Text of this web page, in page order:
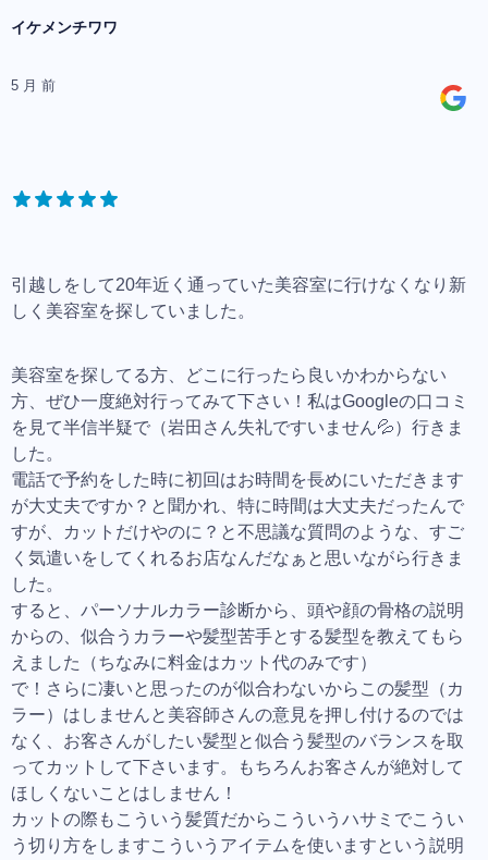
イケメンチワワ
5 月 前
引越しをして20年近く通っていた美容室に行けなくなり新
しく美容室を探していました。
美容室を探してる方、どこに行ったら良いかわからない
方、ぜひ一度絶対行ってみて下さい！私はGoogleの口コミ
を見て半信半疑で（岩田さん失礼ですいません💦）行きま
した。
電話で予約をした時に初回はお時間を長めにいただきます
が大丈夫ですか？と聞かれ、特に時間は大丈夫だったんで
すが、カットだけやのに？と不思議な質問のような、すご
く気遣いをしてくれるお店なんだなぁと思いながら行きま
した。
すると、パーソナルカラー診断から、頭や顔の骨格の説明
からの、似合うカラーや髪型苦手とする髪型を教えてもら
えました（ちなみに料金はカット代のみです）
で！さらに凄いと思ったのが似合わないからこの髪型（カ
ラー）はしませんと美容師さんの意見を押し付けるのでは
なく、お客さんがしたい髪型と似合う髪型のバランスを取
ってカットして下さいます。もちろんお客さんが絶対して
ほしくないことはしません！
カットの際もこういう髪質だからこういうハサミでこうい
う切り方をしますこういうアイテムを使いますという説明